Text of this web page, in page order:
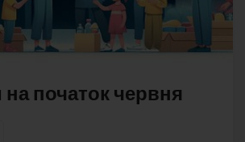
початок червня